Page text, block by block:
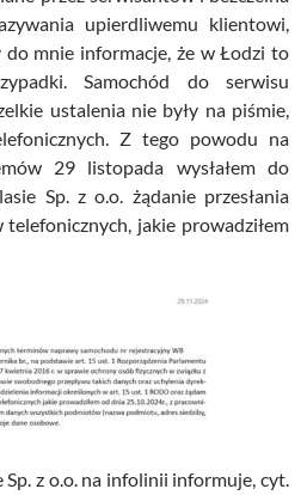
upierdliwemu klientowi,
do mnie informacje, że w Łodzi to
Samochód do serwisu
ustalenia nie były na piśmie,
Z tego powodu na
29 listopada wysłałem do
Sp. z o.o. żądanie przesłania
jakie prowadziłem
z o.o. na infolinii informuje, cyt.